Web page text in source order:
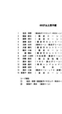
: